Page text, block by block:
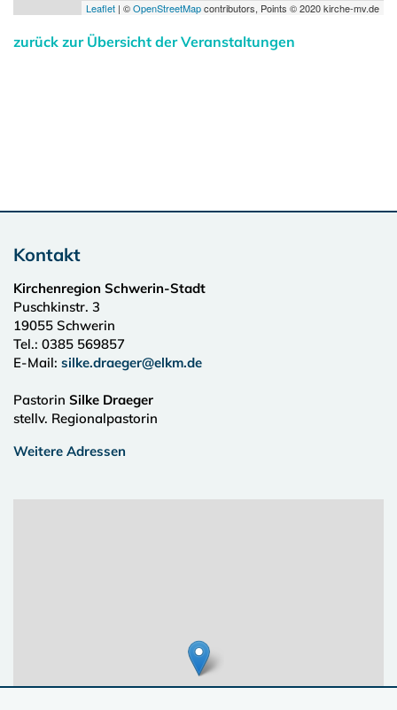
Leaflet | ©OpenStreetMapcontributors, Points © 2020 kirche-mv.de
zurück zur Übersicht der Veranstaltungen
Kontakt
Kirchenregion Schwerin-Stadt
Puschkinstr. 3
19055 Schwerin
Tel.: 0385 569857
E-Mail: silke.draeger@elkm.de
Pastorin Silke Draeger
stellv. Regionalpastorin
Weitere Adressen